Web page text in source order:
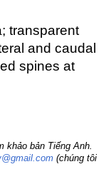
transparent
and caudal
spines at
khảo bản Tiếng Anh.
(chúng tôi